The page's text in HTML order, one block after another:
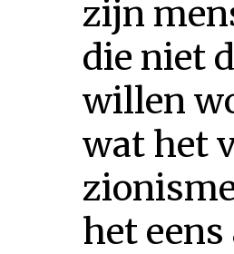
zijn
die niet
willen
wat het
het eens